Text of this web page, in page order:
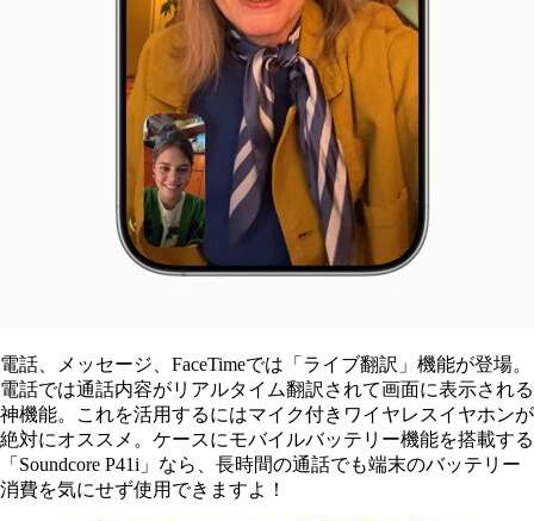
電話、メッセージ、FaceTimeでは「ライブ翻訳」機能が登場。
電話では通話内容がリアルタイム翻訳されて画面に表示される
神機能。これを活用するにはマイク付きワイヤレスイヤホンが
絶対にオススメ。ケースにモバイルバッテリー機能を搭載する
「Soundcore P41i」なら、長時間の通話でも端末のバッテリー
消費を気にせず使用できますよ！